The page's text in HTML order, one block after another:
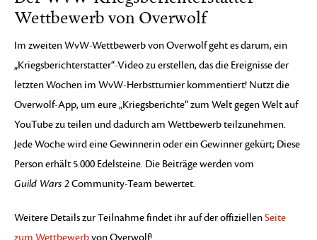
Wettbewerb von Overwolf
Im zweiten WvW-Wettbewerb von Overwolf geht es darum, ein
„Kriegsberichterstatter“-Video zu erstellen, das die Ereignisse der
letzten Wochen im WvW-Herbstturnier kommentiert! Nutzt die
Overwolf-App, um eure „Kriegsberichte“ zum Welt gegen Welt auf
YouTube zu teilen und dadurch am Wettbewerb teilzunehmen.
Jede Woche wird eine Gewinnerin oder ein Gewinner gekürt; Diese
Person erhält 5.000 Edelsteine. Die Beiträge werden vom
Guild Wars 2Community-Team bewertet.
Weitere Details zur Teilnahme findet ihr auf der offiziellenSeite
zum Wettbewerbvon Overwolf!